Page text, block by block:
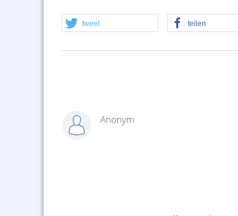
tweet teilen
Anonym